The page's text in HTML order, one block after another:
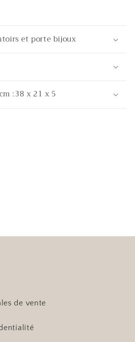
et porte bijoux
:38 x 21 x 5
de vente